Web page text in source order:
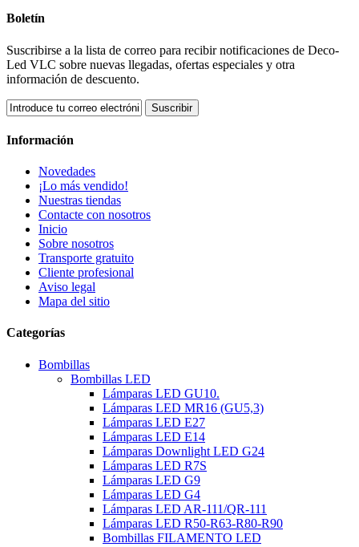
Boletín
Suscribirse a la lista de correo para recibir notificaciones de Deco-
Led VLC sobre nuevas llegadas, ofertas especiales y otra
información de descuento.
Suscribir
Información
Novedades
¡Lo más vendido!
Nuestras tiendas
Contacte con nosotros
Inicio
Sobre nosotros
Transporte gratuito
Cliente profesional
Aviso legal
Mapa del sitio
Categorías
Bombillas
Bombillas LED
Lámparas LED GU10.
Lámparas LED MR16 (GU5,3)
Lámparas LED E27
Lámparas LED E14
Lámparas Downlight LED G24
Lámparas LED R7S
Lámparas LED G9
Lámparas LED G4
Lámparas LED AR-111/QR-111
Lámparas LED R50-R63-R80-R90
Bombillas FILAMENTO LED